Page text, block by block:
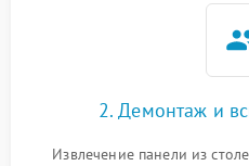
2. Демонтаж и
Извлечение панели из